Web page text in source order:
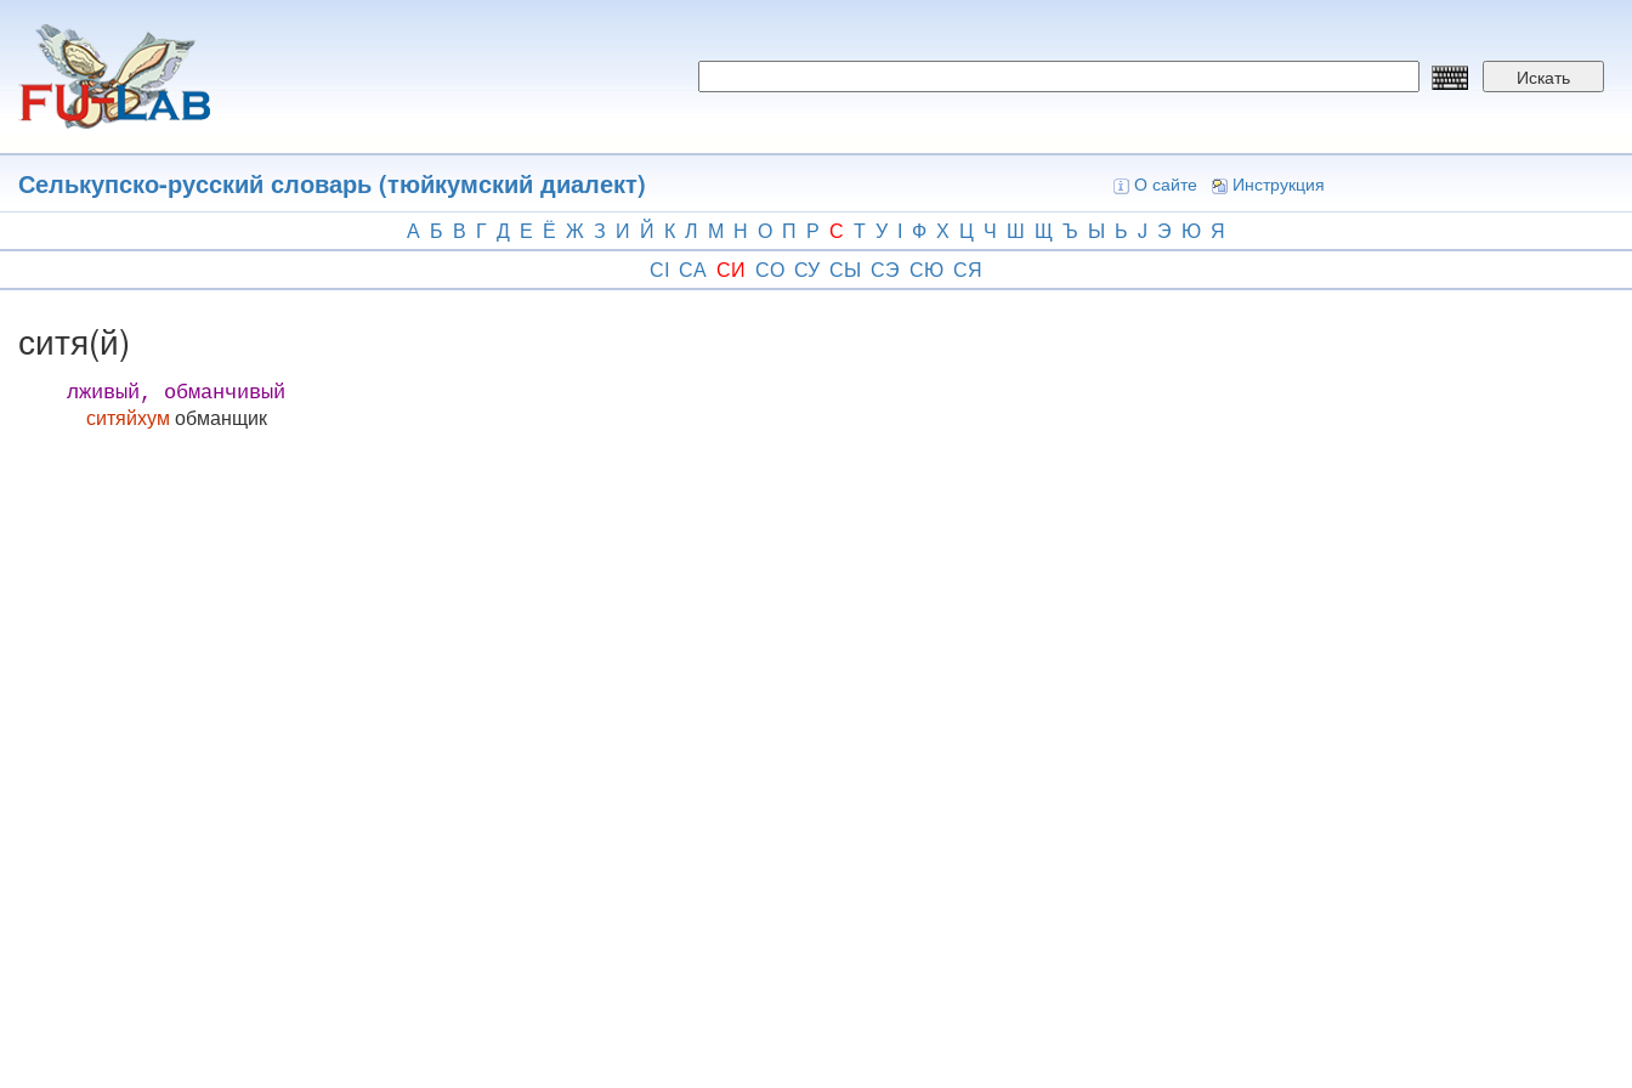
основному
содержанию
Искать
Селькупско-русский словарь (тюйкумский диалект) О сайте Инструкция
А Б В Г Д Е Ё Ж З И Й К Л М Н О П Р С Т У І Ф Х Ц Ч Ш Щ Ъ Ы Ь J Э Ю Я
СI СА СИ СО СУ СЫ СЭ СЮ СЯ
ситя(й)
лживый, обманчивый
ситяйхум обманщик